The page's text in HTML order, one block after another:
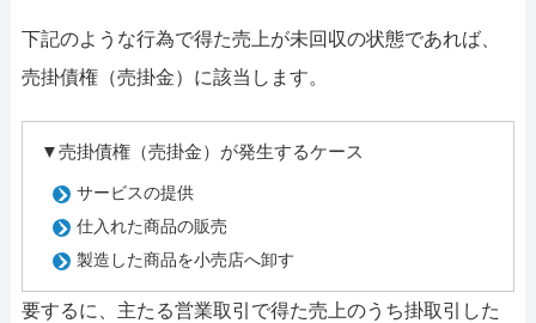
下記のような行為で得た売上が未回収の状態であれば、
売掛債権（売掛金）に該当します。
▼売掛債権（売掛金）が発生するケース
サービスの提供
仕入れた商品の販売
製造した商品を小売店へ卸す
要するに、主たる営業取引で得た売上のうち掛取引した